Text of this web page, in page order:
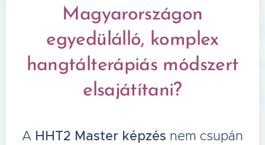
Magyarországon
egyedülálló, komplex
hangtálterápiás módszert
elsajátítani?
A HHT2 Master képzés nem csupán